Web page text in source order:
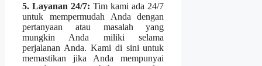
5. Layanan 24/7: Tim kami ada 24/7
untuk mempermudah Anda dengan
pertanyaan atau masalah yang
mungkin Anda miliki selama
perjalanan Anda. Kami di sini untuk
memastikan jika Anda mempunyai